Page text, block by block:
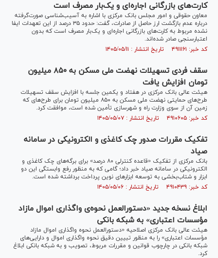
کارت‌های بازرگانی اجاره‌ای و یک‌بار مصرف است
معاون حقوقی و امور مجلس بانک مرکزی با اشاره به آسیب‌شناسی صورت‌گرفته
درباره عدم بازگشت ارز حاصل از صادرات، گفت: حدود ۳۵ درصد از این تعهدات ایفا
نشده مربوط به کارت‌های بازرگانی اجاره‌ای و یک‌بار مصرف است که بدون
اعتبارسنجی صادر شده‌اند.
کد خبر: ۴۹۱۱۱۶۱ تاریخ انتشار : ۱۴۰۵/۰۵/۱۱
سقف فردی تسهیلات نهضت ملی مسکن به ۸۵۰ میلیون
تومان افزایش یافت
هیئت عالی بانک مرکزی در هفتاد و یکمین جلسه با افزایش سقف تسهیلات
طرح‌های حمایتی نهضت ملی مسکن به ۸۵۰ میلیون تومان برای طرح‌های که
زمین آن از سوی وزارت راه و شهرسازی تأمین شده است، موافقت کرد.
کد خبر: ۴۹۱۰۶۰۵ تاریخ انتشار : ۱۴۰۵/۰۵/۰۷
تفکیک مقررات صدور چک کاغذی و الکترونیکی در سامانه
صیاد
بانک مرکزی از تفکیک «قاعده کنترلی ۸۰ درصد» برای برگه‌های چک کاغذی و
الکترونیکی در سامانه صیاد خبر داد؛ گامی که به منظور رفع وابستگی این دو
ابزار و شتاب‌بخشی به توسعه ابزار‌های نوین پرداخت برداشته شده است.
کد خبر: ۴۹۱۰۴۳۹ تاریخ انتشار : ۱۴۰۵/۰۵/۰۶
ابلاغ نسخه جدید «دستورالعمل نحوه‌ی واگذاری اموال مازاد
مؤسسات اعتباری» به شبکه بانکی
هیئت عالی بانک مرکزی اصلاحیه «دستورالعمل نحوه واگذاری اموال مازاد
مؤسسات اعتباری» را به منظور تبیین دقیق نحوه واگذاری اموال و دارایی‌های
شبکه بانکی در چارچوب قوانین و مقررات مربوط، تصویب و به شبکه بانکی ابلاغ
کرد.